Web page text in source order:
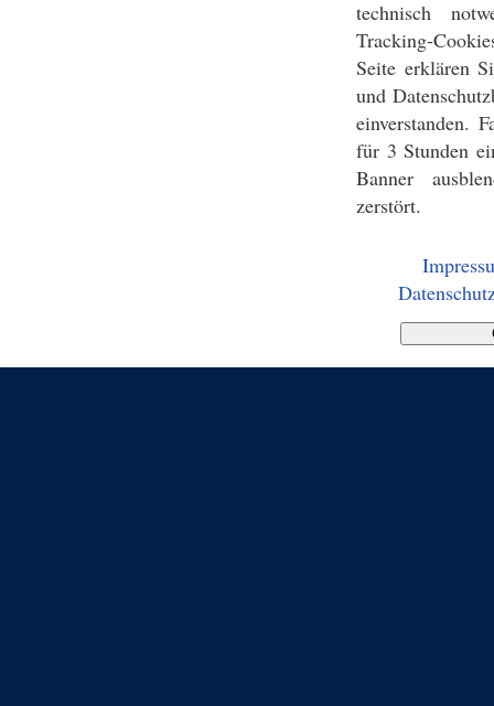
technisch
Tracking-
Seite erklären
und
einverstanden.
für 3 Stunden
Banner
zerstört.